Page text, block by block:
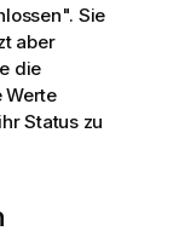
Sie
aber
die
Werte
Status zu